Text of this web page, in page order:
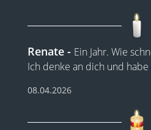
Renate
Ein Jahr. Wie
Ich denke an dich und
08.04.2026